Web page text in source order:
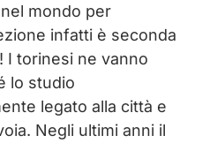
mondo per
infatti è seconda
I torinesi ne vanno
lo studio
legato alla città e
Negli ultimi anni il